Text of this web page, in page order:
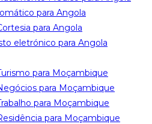
para Angola
para Angola
eletrónico para Angola
para Moçambique
para Moçambique
para Moçambique
para Moçambique